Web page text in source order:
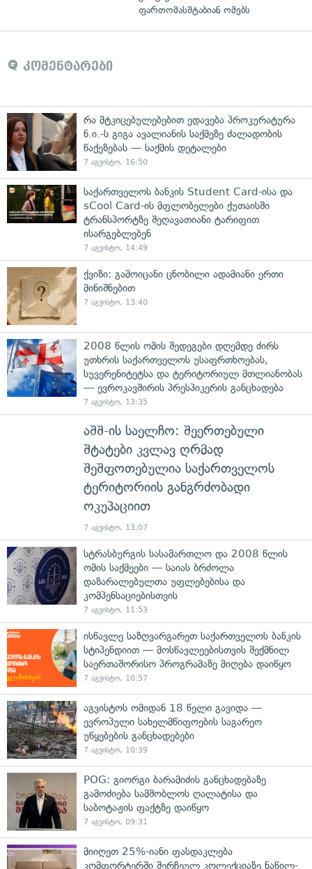
ფართომასშტაბიან ომებს
კომენტარები
რა მტკიცებულებებით ედავება პროკურატურა
ნ.ი.-ს გიგა ავალიანის საქმეზე ძალადობის
წაქეზებას — საქმის დეტალები
7 აგვისტო, 16:50
საქართველოს ბანკის Student Card-ისა და
sCool Card-ის მფლობელები ქუთაისში
ტრანსპორტზე შეღავათიანი ტარიფით
ისარგებლებენ
7 აგვისტო, 14:49
ქვიზი: გამოიცანი ცნობილი ადამიანი ერთი
მინიშნებით
7 აგვისტო, 13:40
2008 წლის ომის შედეგები დღემდე ძირს
უთხრის საქართველოს უსაფრთხოებას,
სუვერენიტეტსა და ტერიტორიულ მთლიანობას
— ევროკავშირის პრესპიკერის განცხადება
7 აგვისტო, 13:35
აშშ-ის საელჩო: შეერთებული
შტატები კვლავ ღრმად
შეშფოთებულია საქართველოს
ტერიტორიის განგრძობადი
ოკუპაციით
7 აგვისტო, 13:07
სტრასბურგის სასამართლო და 2008 წლის
ომის საქმეები — საიას ბრძოლა
დაზარალებულთა უფლებებისა და
კომპენსაციებისთვის
7 აგვისტო, 11:53
ისწავლე საზღვარგარეთ საქართველოს ბანკის
სტიპენდიით — მოსწავლეებისთვის შექმნილ
საერთაშორისო პროგრამაზე მიღება დაიწყო
7 აგვისტო, 10:57
აგვისტოს ომიდან 18 წელი გავიდა —
ევროპული სახელმწიფოების საგარეო
უწყებების განცხადებები
7 აგვისტო, 10:39
POG: გიორგი ბარამიძის განცხადებაზე
გამოძიება სამშობლოს ღალატისა და
საბოტაჟის ფაქტზე დაიწყო
7 აგვისტო, 09:31
მიიღეთ 25%-იანი ფასდაკლება
კომფორტერში შერჩეულ კოლექციაზე ნაწილ-